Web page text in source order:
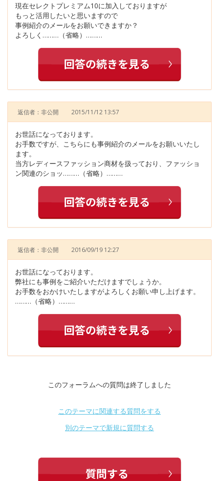
現在セレクトプレミアム10に加入しておりますが
もっと活用したいと思いますので
事例紹介のメールをお願いできますか？
よろしく………（省略）………
返信者：非公開 2015/11/12 13:57
お世話になっております。
お手数ですが、こちらにも事例紹介のメールをお願いいたし
ます。
当方レディースファッション商材を扱っており、ファッショ
ン関連のショッ………（省略）………
返信者：非公開 2016/09/19 12:27
お世話になっております。
弊社にも事例をご紹介いただけますでしょうか。
お手数をおかけいたしますがよろしくお願い申し上げます。
………（省略）………
このフォーラムへの質問は終了しました
このテーマに関連する質問をする
別のテーマで新規に質問する